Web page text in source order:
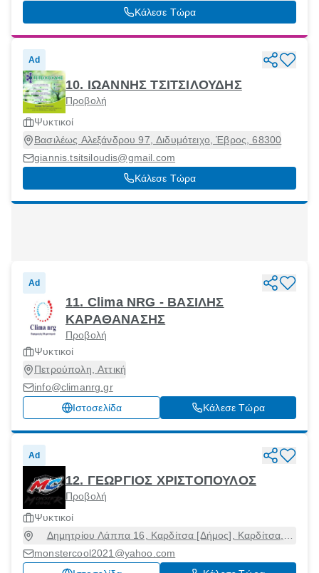
11632
Κάλεσε Τώρα
Ad
10. ΙΩΑΝΝΗΣ ΤΣΙΤΣΙΛΟΥΔΗΣ
Προβολή
Ψυκτικοί
Βασιλέως Αλεξάνδρου 97, Διδυμότειχο, Έβρος, 68300
giannis.tsitsiloudis@gmail.com
Κάλεσε Τώρα
Ad
11. Clima NRG - ΒΑΣΙΛΗΣ
ΚΑΡΑΘΑΝΑΣΗΣ
Προβολή
Ψυκτικοί
Πετρούπολη, Αττική
info@climanrg.gr
Ιστοσελίδα
Κάλεσε Τώρα
Ad
12. ΓΕΩΡΓΙΟΣ ΧΡΙΣΤΟΠΟΥΛΟΣ
Προβολή
Ψυκτικοί
Δημητρίου Λάππα 16, Καρδίτσα [Δήμος], Καρδίτσα,
43100
monstercool2021@yahoo.com